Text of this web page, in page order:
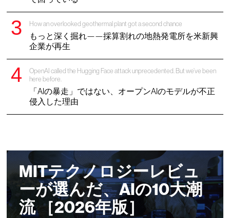
How an overlooked geothermal plant got a second chance
もっと深く掘れ——採算割れの地熱発電所を米新興
企業が再生
OpenAI called the Hugging Face attack unprecedented. But we’ve been
here before.
「AIの暴走」ではない、オープンAIのモデルが不正
侵入した理由
MITテクノロジーレビュ
ーが選んだ、AIの10大潮
流 ［2026年版］